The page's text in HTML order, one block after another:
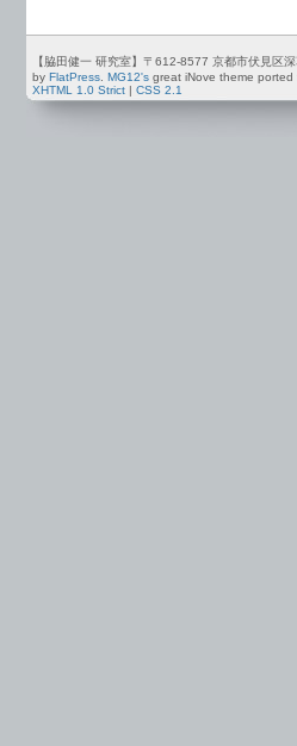
【脇田健一 研究室】〒612-8577 京都市伏見
by FlatPress. MG12's great iNove theme ported
XHTML 1.0 Strict
CSS 2.1